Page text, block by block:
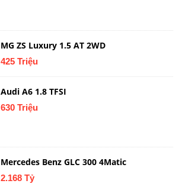
MG ZS Luxury 1.5 AT 2WD
425 Triệu
Audi A6 1.8 TFSI
630 Triệu
Mercedes Benz GLC 300 4Matic
2.168 Tỷ